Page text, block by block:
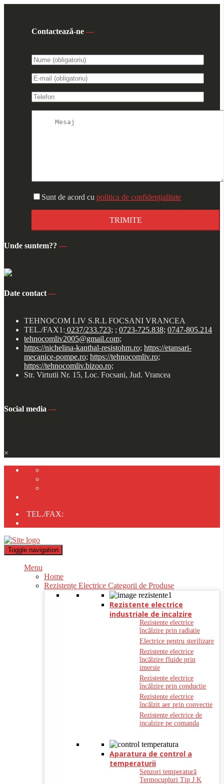
Contactează-ne —
Sunt de acord cu politica de confidențialitate
Unde suntem?? —
Date contact —
TEHNOCOM LIV S.R.L FOCSANI VRANCEA
TEL./FAX1: 0237/233.723; ; 0723-725.838; 0747-805.214
tehnocomliv2005@gmail.com;
https://nichelina-kanthal-resistohm.ro; https://etansari-
mecanice-pompe.ro; https://tehnocomliv.ro;
https://tehnocomliv.bizoo.ro;
Str. Virtutii Nr. 15, Loc. Focsani, Jud. Vrancea
Social media —
×
TEL./FAX:
Toggle navigation
Menu
Home
Rezistențe Electrice Categorii de Produse
Rezistente electrice
industriale de incalzire
Rezistente electrice
încălzire prin radiatie
Electrice pentru sterilizare
Rezistente electrice
încălzire fluide prin
imersie
Rezistente electrice
încălzire prin conductie
Rezistente electrice
încălzit aer prin convectie
Rezistente electrice de
incalzire pe comanda
Aparatura de control a
temperaturii
Senzori temperatură
Termocupluri Tip J K